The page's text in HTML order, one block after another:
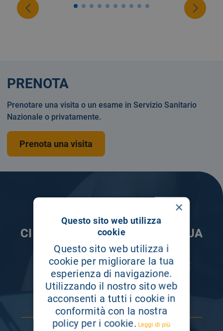
CI PRENDIAMO CURA DELLA TUA
INFORMAZIONE
ISCRIVITI AI NOSTRI CANALI PER RESTARE
SEMPRE AGGIORNATO
PRENOTA
Prenotare una visita o un esame in Servizio Sanitario
Nazionale o privatamente.
Prenota una visita
×
Questo sito web utilizza
cookie
Questo sito web utilizza i
cookie per migliorare la tua
esperienza di navigazione.
Utilizzando il nostro sito web
acconsenti a tutti i cookie in
conformità con la nostra
policy per i cookie. Leggi di più